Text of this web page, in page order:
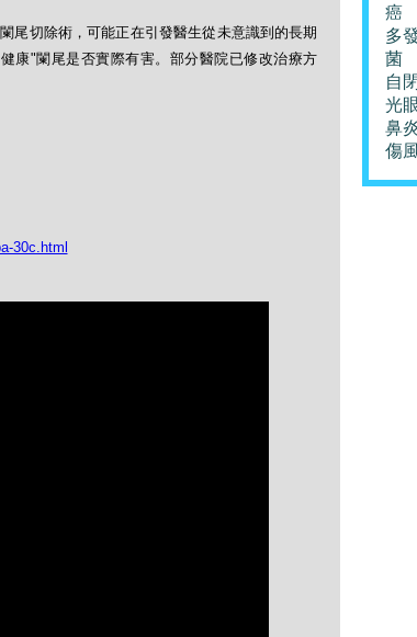
尾切除術，可能正在引發醫生從未意識到的長期
康"闌尾是否實際有害。部分醫院已修改治療方
30c.html
癌
多
菌
自
光
鼻
傷